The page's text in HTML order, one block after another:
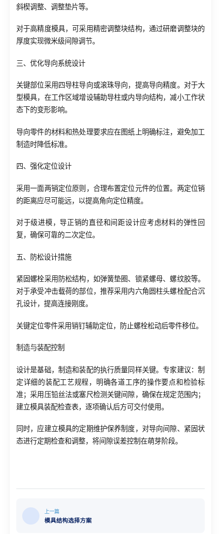
斜楔调整、调整垫片等。
对于高精度模具，可采用精密调整块结构，通过研磨调整块的
厚度实现微米级间隙调节。
三、优化导向系统设计
关键部位采用四导柱导向或滚珠导向，提高导向精度。对于大
型模具，在工作区域增设辅助导柱或内导向结构，减小工作状
态下的变形影响。
导向零件的材料和热处理要求应在图纸上明确标注，避免加工
制造时降低标准。
四、强化定位设计
采用一面两销定位原则，合理布置定位元件的位置。两定位销
的距离应尽可能远，以提高角向定位精度。
对于级进模，导正销的直径和间距设计应考虑材料的弹性回
复，确保可靠的二次定位。
五、防松设计措施
紧固螺栓采用防松结构，如弹簧垫圈、锁紧螺母、螺纹胶等。
对于承受冲击载荷的部位，推荐采用内六角圆柱头螺栓配合沉
孔设计，提高连接刚度。
关键定位零件采用销钉辅助定位，防止螺栓松动后零件移位。
制造与装配控制
设计是基础，制造和装配的执行质量同样关键。专家建议：制
定详细的装配工艺规程，明确各道工序的操作要点和检验标
准；采用压铅丝法或塞尺检测关键间隙，确保在规定范围内；
建立模具装配检查表，逐项确认后方可交付使用。
同时，应建立模具的定期维护保养制度，对导向间隙、紧固状
态进行定期检查和调整，将间隙误差控制在萌芽阶段。
上一篇
模具结构选择方案